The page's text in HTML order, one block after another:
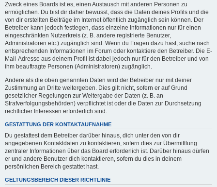
Zweck eines Boards ist es, einen Austausch mit anderen Personen zu
ermöglichen. Du bist dir daher bewusst, dass die Daten deines Profils und die
von dir erstellten Beiträge im Internet öffentlich zugänglich sein können. Der
Betreiber kann jedoch festlegen, dass einzelne Informationen nur für einen
eingeschränkten Nutzerkreis (z. B. andere registrierte Benutzer,
Administratoren etc.) zugänglich sind. Wenn du Fragen dazu hast, suche nach
entsprechenden Informationen im Forum oder kontaktiere den Betreiber. Die E-
Mail-Adresse aus deinem Profil ist dabei jedoch nur für den Betreiber und von
ihm beauftragte Personen (Administratoren) zugänglich.
Andere als die oben genannten Daten wird der Betreiber nur mit deiner
Zustimmung an Dritte weitergeben. Dies gilt nicht, sofern er auf Grund
gesetzlicher Regelungen zur Weitergabe der Daten (z. B. an
Strafverfolgungsbehörden) verpflichtet ist oder die Daten zur Durchsetzung
rechtlicher Interessen erforderlich sind.
GESTATTUNG DER KONTAKTAUFNAHME
Du gestattest dem Betreiber darüber hinaus, dich unter den von dir
angegebenen Kontaktdaten zu kontaktieren, sofern dies zur Übermittlung
zentraler Informationen über das Board erforderlich ist. Darüber hinaus dürfen
er und andere Benutzer dich kontaktieren, sofern du dies in deinem
persönlichen Bereich gestattet hast.
GELTUNGSBEREICH DIESER RICHTLINIE